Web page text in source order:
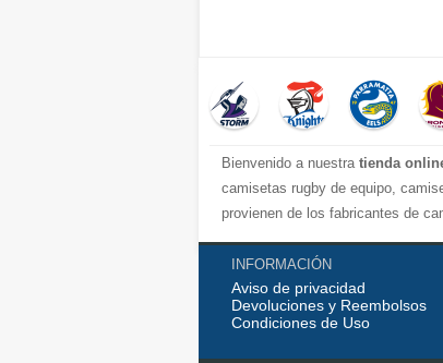
Bienvenido a nuestra tienda
camisetas rugby de equipo,
provienen de los fabricantes de
Tenemos un gran inventario de
de entrega! ¡Oportuna y buena
INFORMACIÓN
Aviso de privacidad
Devoluciones y Reembolsos
Condiciones de Uso